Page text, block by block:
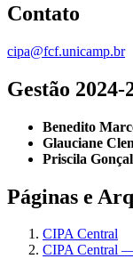
Contato
cipa@fcf.unicamp.br
Gestão 2024-
Benedito
Glauciane
Priscila
Páginas e
CIPA Central
CIPA Central